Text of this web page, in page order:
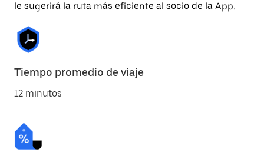
le sugerirá la ruta más eficiente al socio de la App.
Tiempo promedio de viaje
12 minutos